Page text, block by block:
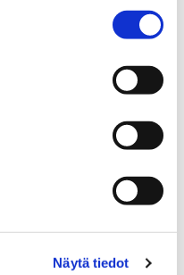
Näytä tiedot
mökkikauden
lauantaina 31.